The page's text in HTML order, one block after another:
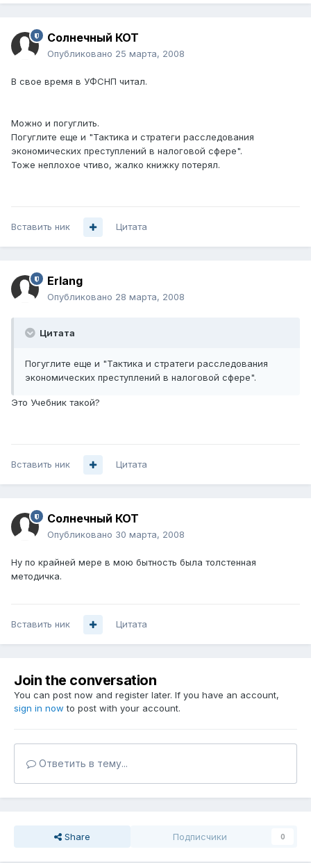
Солнечный КОТ
Опубликовано 25 марта, 2008
В свое время в УФСНП читал.
Можно и погуглить.
Погуглите еще и "Тактика и стратеги расследования
экономических преступлений в налоговой сфере".
Тоже неплохое чтиво, жалко книжку потерял.
Вставить ник Цитата
Erlang
Опубликовано 28 марта, 2008
Цитата
Погуглите еще и "Тактика и стратеги расследования
экономических преступлений в налоговой сфере".
Это Учебник такой?
Вставить ник Цитата
Солнечный КОТ
Опубликовано 30 марта, 2008
Ну по крайней мере в мою бытность была толстенная
методичка.
Вставить ник Цитата
Join the conversation
You can post now and register later. If you have an account,
sign in now to post with your account.
Ответить в тему...
Share Подписчики 0